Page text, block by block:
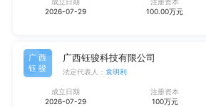
成立日期
2026-07-29
注册资本
100.00万元
广西
钰骏
广西钰骏科技有限公司
法定代表人： 袁明利
成立日期
2026-07-29
注册资本
100万元